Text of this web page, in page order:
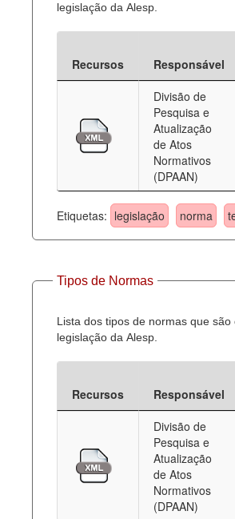
legislação da Alesp.
Recursos Responsável
Divisão de
Pesquisa e
Atualização
de Atos
Normativos
(DPAAN)
Etiquetas: legislação norma
Tipos de Normas
Lista dos tipos de normas que
legislação da Alesp.
Recursos Responsável
Divisão de
Pesquisa e
Atualização
de Atos
Normativos
(DPAAN)